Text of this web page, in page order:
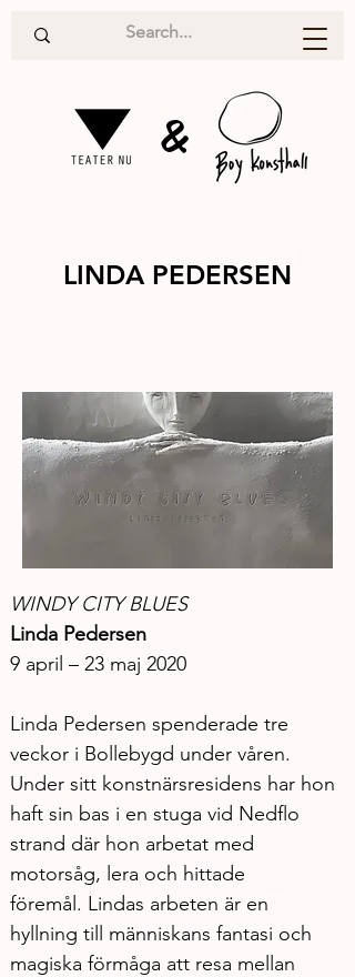
&
LINDA PEDERSEN
WINDY CITY BLUES
Linda Pedersen
9 april – 23 maj 2020
Linda Pedersen spenderade tre
veckor i Bollebygd under våren.
Under sitt konstnärsresidens har hon
haft sin bas i en stuga vid Nedflo
strand där hon arbetat med
motorsåg, lera och hittade
föremål. Lindas arbeten är en
hyllning till människans fantasi och
magiska förmåga att resa mellan